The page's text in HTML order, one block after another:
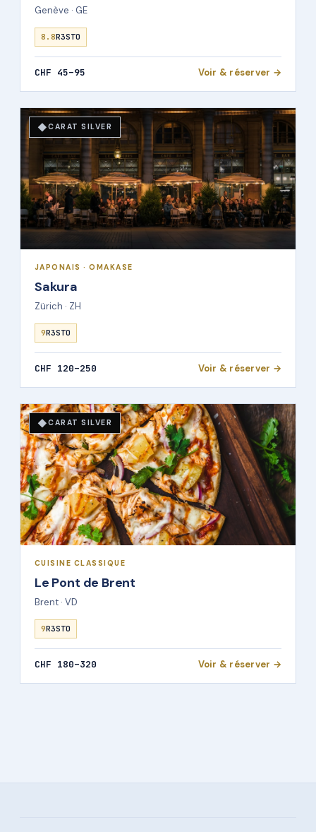
Genève · GE
8.8R3STO
CHF 45–95 Voir & réserver →
◆CARAT SILVER
JAPONAIS · OMAKASE
Sakura
Zürich · ZH
9R3STO
CHF 120–250 Voir & réserver →
◆CARAT SILVER
CUISINE CLASSIQUE
Le Pont de Brent
Brent · VD
9R3STO
CHF 180–320 Voir & réserver →